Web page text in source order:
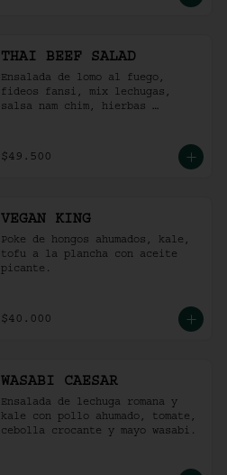
THAI BEEF SALAD
Ensalada de lomo al fuego,
fideos fansi, mix lechugas,
salsa nam chim, hierbas
tostado.
$49.500
VEGAN KING
Poke de hongos ahumados, kale,
tofu a la plancha con aceite
picante.
$40.000
WASABI CAESAR
Ensalada de lechuga romana y
kale con pollo ahumado, tomate,
cebolla crocante y mayo wasabi.